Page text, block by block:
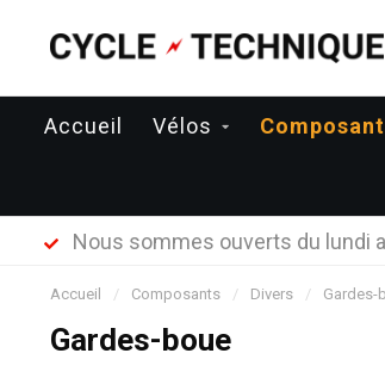
Accueil Vélos
Nous sommes ouverts du lundi
Accueil / Composants / Divers / Gardes-
Gardes-boue